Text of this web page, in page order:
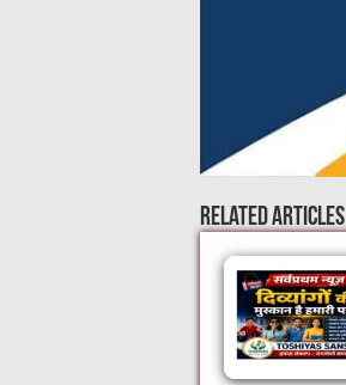
Related Articles